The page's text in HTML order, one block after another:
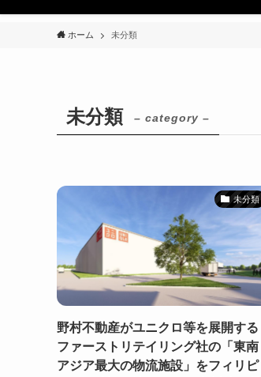
ホーム 未分類
未分類 – category –
未分類
野村不動産がユニクロ等を展開する
ファーストリテイリング社の「東南
アジア最大の物流施設」をフィリピ